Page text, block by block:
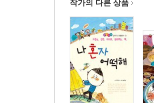
작가의 다른 상품